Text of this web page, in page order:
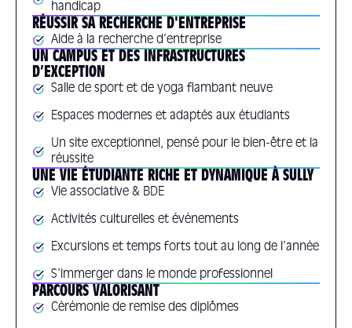
handicap
RÉUSSIR SA RECHERCHE D'ENTREPRISE
Aide à la recherche d’entreprise
UN CAMPUS ET DES INFRASTRUCTURES
D’EXCEPTION
Salle de sport et de yoga flambant neuve
Espaces modernes et adaptés aux étudiants
Un site exceptionnel, pensé pour le bien-être et la
réussite
UNE VIE ÉTUDIANTE RICHE ET DYNAMIQUE À SULLY
Vie associative & BDE
Activités culturelles et événements
Excursions et temps forts tout au long de l’année
S'immerger dans le monde professionnel
PARCOURS VALORISANT
Cérémonie de remise des diplômes